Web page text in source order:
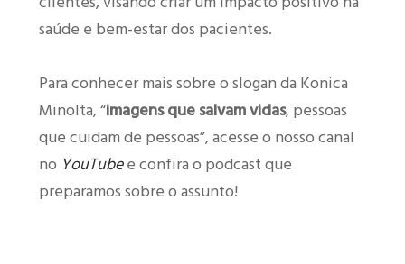
saúde e bem-estar dos pacientes.
Para conhecer mais sobre o slogan da Konica
Minolta, “imagens que salvam vidas, pessoas
que cuidam de pessoas”, acesse o nosso canal
no YouTubee confira o podcast que
preparamos sobre o assunto!